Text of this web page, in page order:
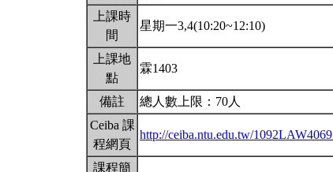
上課時
間
星期一3,4(10:20~12:10)
上課地
點
霖1403
備註
總人數上限：70人
Ceiba 課
程網頁
http://ceiba.ntu.edu.tw/1092LAW4069_
課程簡